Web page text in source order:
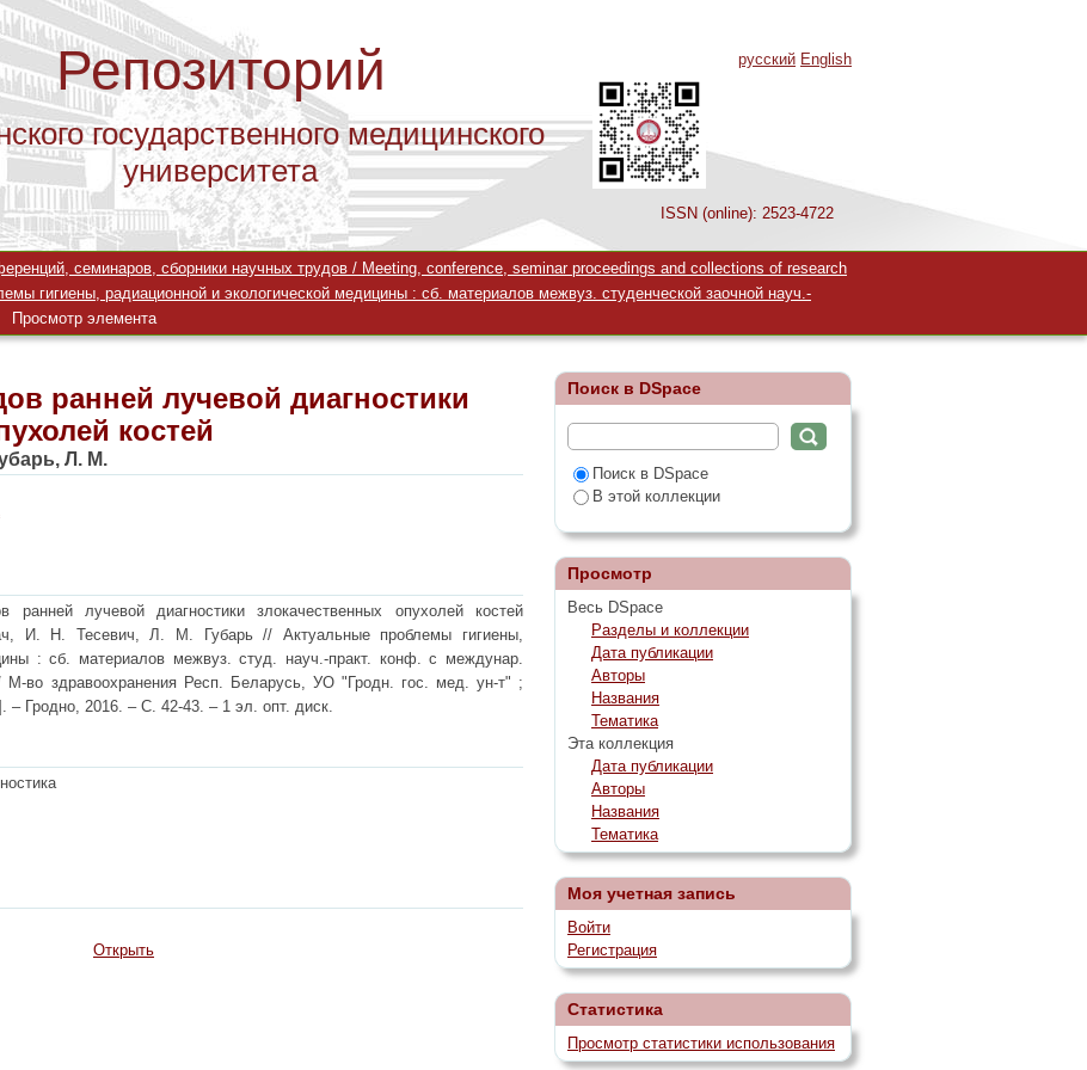
Репозиторий
государственного медицинского
университета
ISSN (online): 2523-4722
ранней лучевой диагностики злокачественных
русский English
семинаров, сборники научных трудов / Meeting, conference, seminar proceedings and collections of research
гигиены, радиационной и экологической медицины : сб. материалов межвуз. студенческой заочной науч.-
Просмотр элемента
ранней лучевой диагностики
костей
Л. М.
лучевой диагностики злокачественных опухолей костей
И. Н. Тесевич, Л. М. Губарь // Актуальные проблемы гигиены,
: сб. материалов межвуз. студ. науч.-практ. конф. с междунар.
М-во здравоохранения Респ. Беларусь, УО "Гродн. гос. мед. ун-т" ;
Гродно, 2016. – С. 42-43. – 1 эл. опт. диск.
Открыть
Поиск в DSpace
Поиск в DSpace
В этой коллекции
Просмотр
Весь DSpace
Разделы и коллекции
Дата публикации
Авторы
Названия
Тематика
Эта коллекция
Дата публикации
Авторы
Названия
Тематика
Моя учетная запись
Войти
Регистрация
Статистика
Просмотр статистики использования